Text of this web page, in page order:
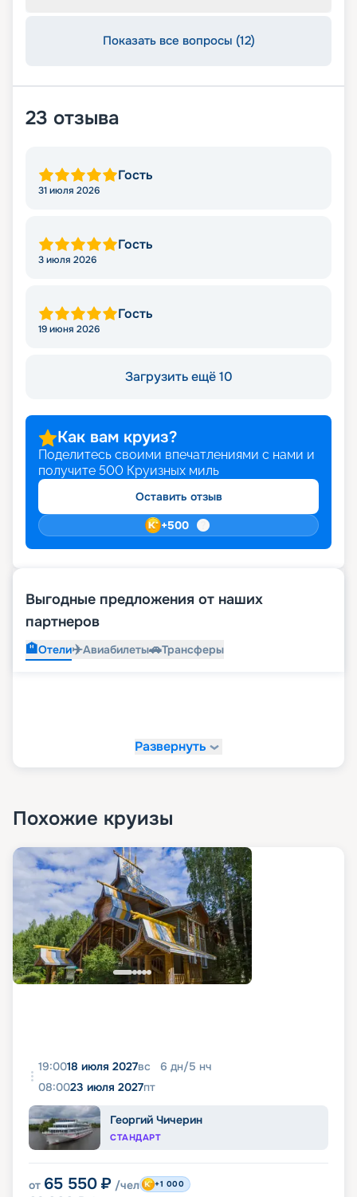
Показать все вопросы (12)
23 отзыва
Гость
31 июля 2026
Гость
3 июля 2026
Гость
19 июня 2026
Загрузить ещё 10
Как вам круиз?
Поделитесь своими впечатлениями с нами и
получите 500 Круизных миль
Оставить отзыв
+500
Выгодные предложения от наших
партнеров
🏨Отели✈️Авиабилеты🚗Трансферы
Развернуть
Похожие круизы
19:0018 июля 2027вс 6 дн/5 нч
08:0023 июля 2027пт
Георгий Чичерин
СТАНДАРТ
от 65 550 ₽ /чел +1 000